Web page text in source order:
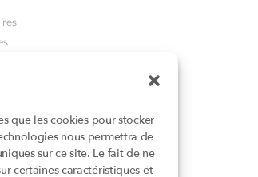
que les cookies pour stocker
nous permettra de
sur ce site. Le fait de ne
certaines caractéristiques et